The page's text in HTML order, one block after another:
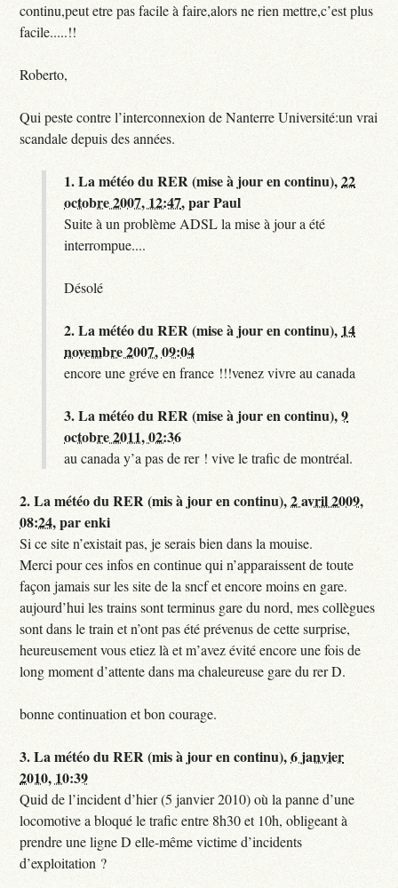
continu,peut etre pas facile à faire,alors ne rien mettre,c’est plus
facile.....!!
Roberto,
Qui peste contre l’interconnexion de Nanterre Université:un vrai
scandale depuis des années.
1.La météo du RER (mise à jour en continu),22
octobre 2007, 12:47,parPaul
Suite à un problème ADSL la mise à jour a été
interrompue....
Désolé
2.La météo du RER (mise à jour en continu), 14
novembre 2007, 09:04
encore une gréve en france !!!venez vivre au canada
3.La météo du RER (mise à jour en continu),9
octobre 2011, 02:36
au canada y’a pas de rer ! vive le trafic de montréal.
2.La météo du RER (mis à jour en continu),2 avril 2009,
08:24,parenki
Si ce site n’existait pas, je serais bien dans la mouise.
Merci pour ces infos en continue qui n’apparaissent de toute
façon jamais sur les site de la sncf et encore moins en gare.
aujourd’hui les trains sont terminus gare du nord, mes collègues
sont dans le train et n’ont pas été prévenus de cette surprise,
heureusement vous etiez là et m’avez évité encore une fois de
long moment d’attente dans ma chaleureuse gare du rer D.
bonne continuation et bon courage.
3.La météo du RER (mis à jour en continu),6 janvier
2010, 10:39
Quid de l’incident d’hier (5 janvier 2010) où la panne d’une
locomotive a bloqué le trafic entre 8h30 et 10h, obligeant à
prendre une ligne D elle-même victime d’incidents
d’exploitation ?